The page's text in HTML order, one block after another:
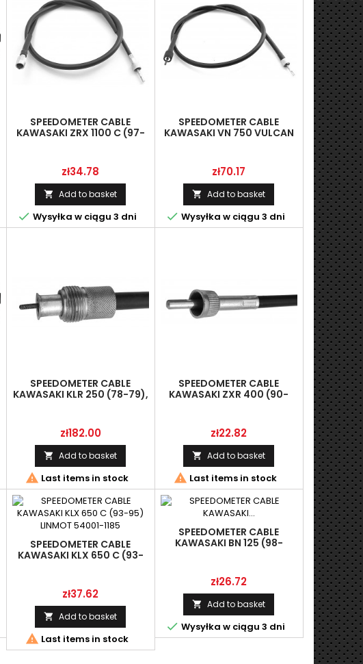
SPEEDOMETER CABLE
KAWASAKI ZRX 1100 C (97-
Price
zł34.78
 Add to basket
 Wysyłka w ciągu 3 dni
SPEEDOMETER CABLE
KAWASAKI VN 750 VULCAN
1N
Price
zł70.17
 Add to basket
 Wysyłka w ciągu 3 dni
SPEEDOMETER CABLE
KAWASAKI KLR 250 (78-79),
Price
zł182.00
 Add to basket
 Last items in stock
SPEEDOMETER CABLE
KAWASAKI ZXR 400 (90-
Price
zł22.82
 Add to basket
 Last items in stock
SPEEDOMETER CABLE
KAWASAKI KLX 650 C (93-
Price
zł37.62
 Add to basket
 Last items in stock
SPEEDOMETER CABLE
KAWASAKI BN 125 (98-
Price
zł26.72
 Add to basket
 Wysyłka w ciągu 3 dni